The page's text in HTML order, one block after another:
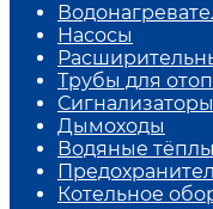
Насосы
Трубы для
Дымоходы
Водяные
Котельное